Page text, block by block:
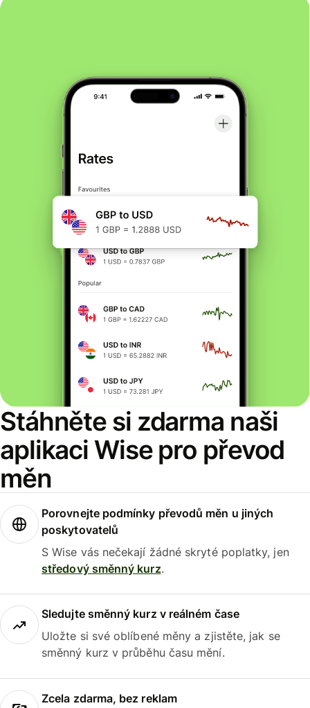
Stáhněte si zdarma naši
aplikaci Wise pro převod
měn
Porovnejte podmínky převodů měn u jiných
poskytovatelů
S Wise vás nečekají žádné skryté poplatky, jen
středový směnný kurz.
Sledujte směnný kurz v reálném čase
Uložte si své oblíbené měny a zjistěte, jak se
směnný kurz v průběhu času mění.
Zcela zdarma, bez reklam